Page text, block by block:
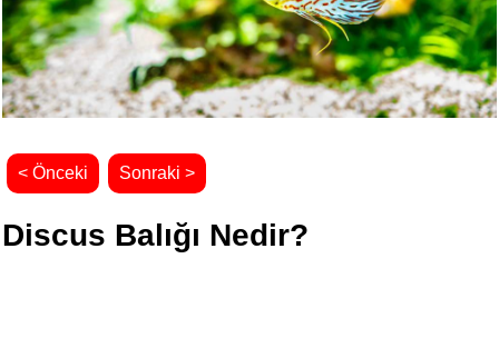
< Önceki Sonraki >
Discus Balığı Nedir?